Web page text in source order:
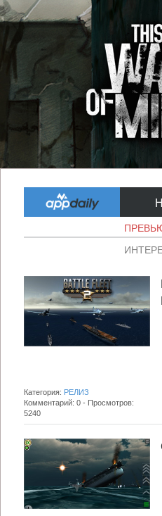
Категория: РЕЛИЗ
Комментарий: 0 - Просмотров:
5240